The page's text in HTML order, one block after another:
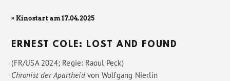
» Kinostart am 17.04.2025
ERNEST COLE: LOST AND FOUND
(FR/USA 2024; Regie: Raoul Peck)
Chronist der Apartheidvon Wolfgang Nierlin